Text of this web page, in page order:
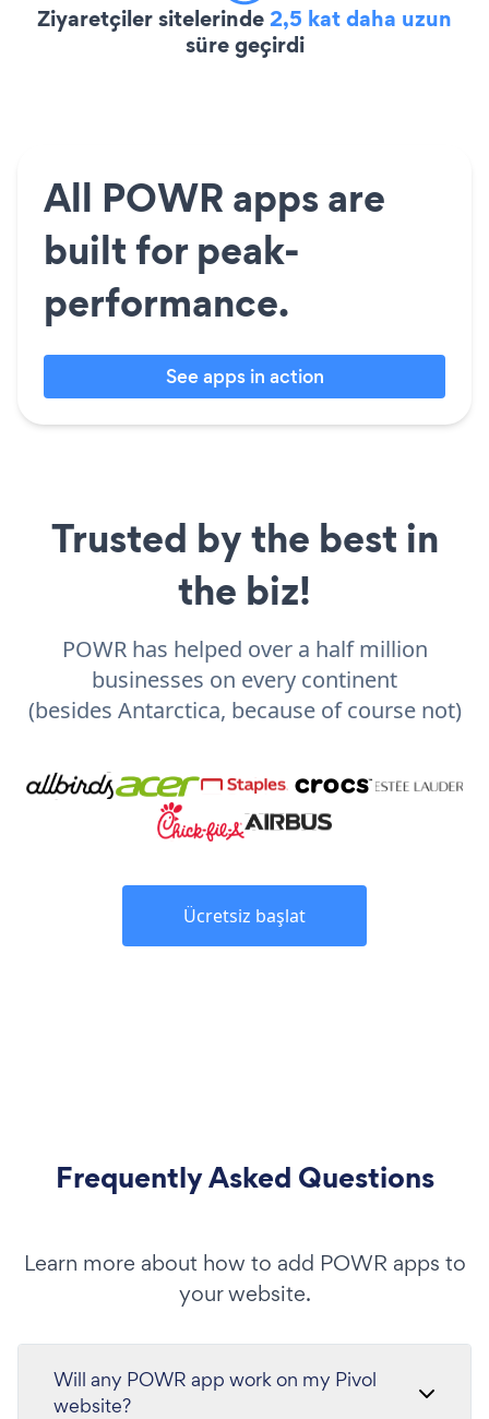
Ziyaretçiler sitelerinde2,5 kat daha uzun
süre geçirdi
All POWR apps are
built for peak-
performance.
See apps in action
Trusted by the best in
the biz!
POWR has helped over a half million
businesses on every continent
(besides Antarctica, because of course not)
Ücretsiz başlat
Frequently Asked Questions
Learn more about how to add POWR apps to
your website.
Will any POWR app work on my Pivol
website?